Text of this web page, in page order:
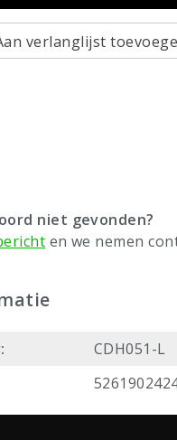
verlanglijst
niet gevonden?
en we nemen
CDH051-L